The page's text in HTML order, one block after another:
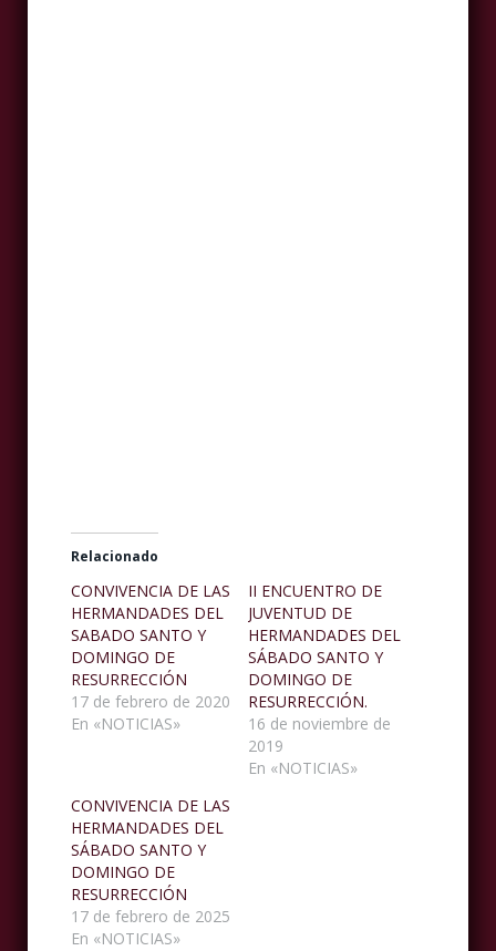
Relacionado
CONVIVENCIA DE LAS
HERMANDADES DEL
SABADO SANTO Y
DOMINGO DE
RESURRECCIÓN
17 de febrero de 2020
En «NOTICIAS»
II ENCUENTRO DE
JUVENTUD DE
HERMANDADES DEL
SÁBADO SANTO Y
DOMINGO DE
RESURRECCIÓN.
16 de noviembre de
2019
En «NOTICIAS»
CONVIVENCIA DE LAS
HERMANDADES DEL
SÁBADO SANTO Y
DOMINGO DE
RESURRECCIÓN
17 de febrero de 2025
En «NOTICIAS»